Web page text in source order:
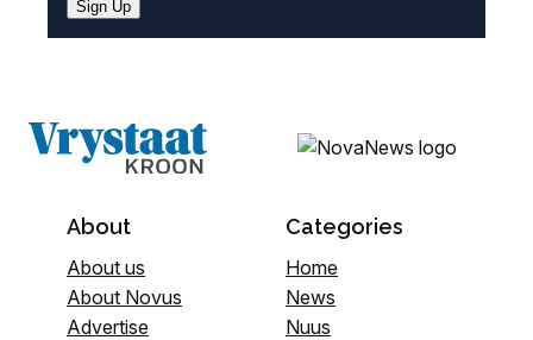
Sign Up
About
About us
About Novus
Advertise
Categories
Home
News
Nuus